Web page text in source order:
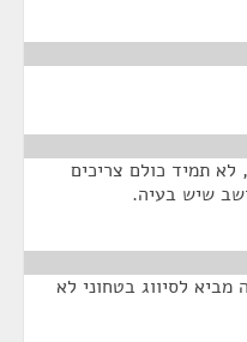
תמיד כולם צריכים
שיש בעיה.
אנשים שאתה מביא לסיווג בטחוני לא